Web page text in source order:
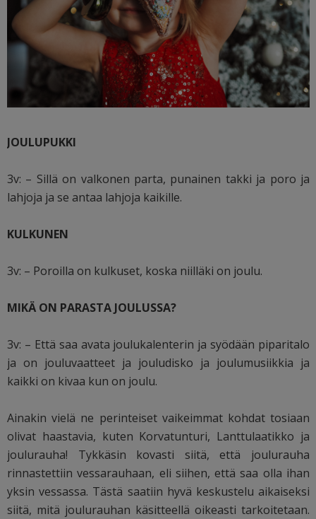
JOULUPUKKI
3v: – Sillä on valkonen parta, punainen takki ja poro ja
lahjoja ja se antaa lahjoja kaikille.
KULKUNEN
3v: – Poroilla on kulkuset, koska niilläki on joulu.
MIKÄ ON PARASTA JOULUSSA?
3v: – Että saa avata joulukalenterin ja syödään piparitalo
ja on jouluvaatteet ja jouludisko ja joulumusiikkia ja
kaikki on kivaa kun on joulu.
Ainakin vielä ne perinteiset vaikeimmat kohdat tosiaan
olivat haastavia, kuten Korvatunturi, Lanttulaatikko ja
joulurauha! Tykkäsin kovasti siitä, että joulurauha
rinnastettiin vessarauhaan, eli siihen, että saa olla ihan
yksin vessassa. Tästä saatiin hyvä keskustelu aikaiseksi
siitä, mitä joulurauhan käsitteellä oikeasti tarkoitetaan.